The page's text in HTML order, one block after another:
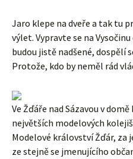
Jaro klepe na dveře a tak tu
výlet. Vypravte se na
budou jistě nadšené, dospělí
Protože, kdo by neměl rád
Ve Žďáře nad Sázavou v
největších modelových
Modelové království Žďár, za
ze stejně se jmenujícího